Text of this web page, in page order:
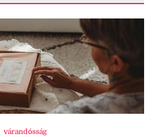
várandósság